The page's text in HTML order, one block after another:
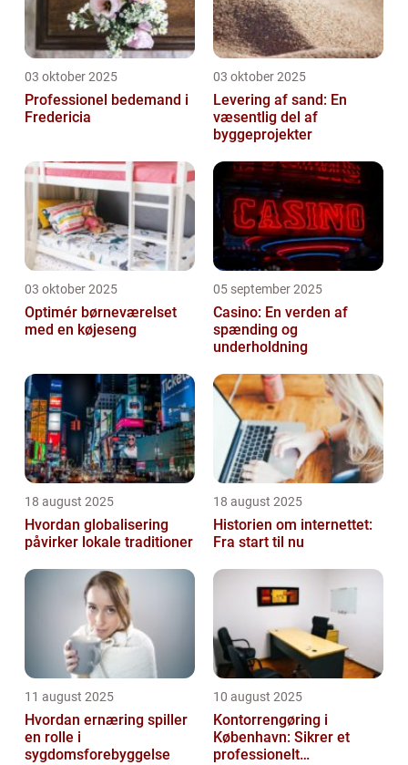
03 oktober 2025
Professionel bedemand i
Fredericia
03 oktober 2025
Levering af sand: En
væsentlig del af
byggeprojekter
03 oktober 2025
Optimér børneværelset
med en køjeseng
05 september 2025
Casino: En verden af
spænding og
underholdning
18 august 2025
Hvordan globalisering
påvirker lokale traditioner
18 august 2025
Historien om internettet:
Fra start til nu
11 august 2025
Hvordan ernæring spiller
en rolle i
sygdomsforebyggelse
10 august 2025
Kontorrengøring i
København: Sikrer et
professionelt